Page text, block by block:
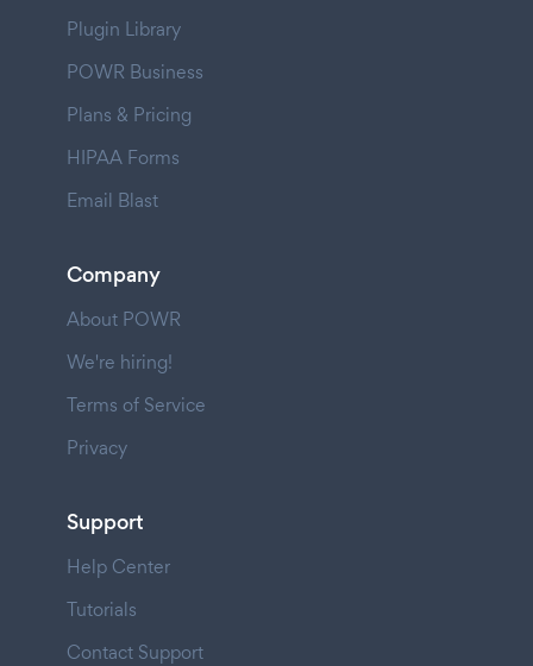
Plugin Library
POWR Business
Plans & Pricing
HIPAA Forms
Email Blast
Company
About POWR
We're hiring!
Terms of Service
Privacy
Support
Help Center
Tutorials
Contact Support